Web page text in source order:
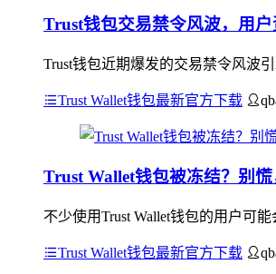
Trust钱包交易禁令风波，用
Trust钱包近期爆发的交易禁令风波
Trust Wallet钱包最新官方下载
Trust Wallet钱包被冻结？别
不少使用Trust Wallet钱包的用户可
Trust Wallet钱包最新官方下载